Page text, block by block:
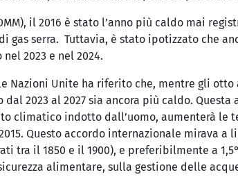
il 2016 è stato l’anno più caldo mai
serra. Tuttavia, è stato ipotizzato che
2023 e nel 2024.
Nazioni Unite ha riferito che, mentre gli
2023 al 2027 sia ancora più caldo.
climatico indotto dall’uomo, aumenterà
Questo accordo internazionale mirava
tra il 1850 e il 1900), e preferibilmente a
alimentare, sulla gestione delle